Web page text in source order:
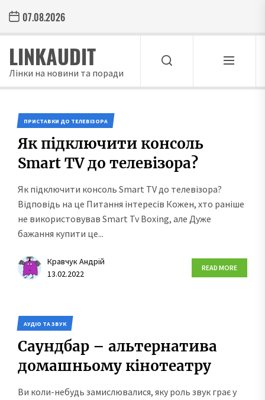
the
content
07.08.2026
LINKAUDIT
Лінки на новини та поради
ПРИСТАВКИ ДО ТЕЛЕВІЗОРА
Як підключити консоль
Smart TV до телевізора?
Як підключити консоль Smart TV до телевізора?
Відповідь на це Питання інтересів Кожен, хто раніше
не використовував Smart Tv Boxing, але Дуже
бажання купити це...
Кравчук Андрій
13.02.2022
READ MORE
АУДІО ТА ЗВУК
Саундбар – альтернатива
домашньому кінотеатру
Ви коли-небудь замислювалися, яку роль звук грає у